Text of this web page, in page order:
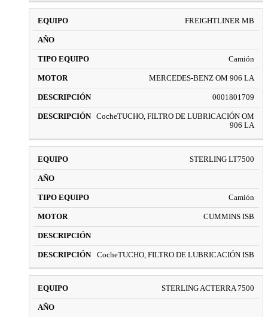
FREIGHTLINER MB
Camión
MERCEDES-BENZ OM 906 LA
0001801709
CocheTUCHO, FILTRO DE LUBRICACIÓN OM
906 LA
STERLING LT7500
Camión
CUMMINS ISB
CocheTUCHO, FILTRO DE LUBRICACIÓN ISB
STERLING ACTERRA 7500